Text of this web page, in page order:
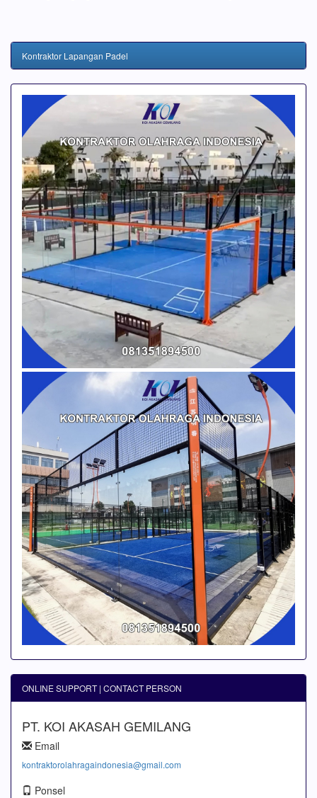
Kontraktor Lapangan Padel
ONLINE SUPPORT | CONTACT PERSON
PT. KOI AKASAH GEMILANG
Email
kontraktorolahragaindonesia@gmail.com
Ponsel